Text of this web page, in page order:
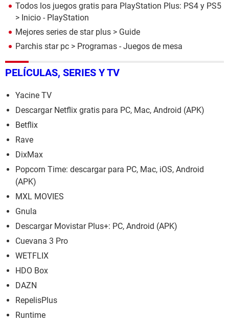
Todos los juegos gratis para PlayStation Plus: PS4 y PS5
> Inicio - PlayStation
Mejores series de star plus > Guide
Parchis star pc > Programas - Juegos de mesa
PELÍCULAS, SERIES Y TV
Yacine TV
Descargar Netflix gratis para PC, Mac, Android (APK)
Betflix
Rave
DixMax
Popcorn Time: descargar para PC, Mac, iOS, Android
(APK)
MXL MOVIES
Gnula
Descargar Movistar Plus+: PC, Android (APK)
Cuevana 3 Pro
WETFLIX
HDO Box
DAZN
RepelisPlus
Runtime